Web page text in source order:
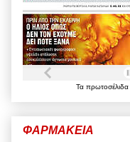
Τα πρωτοσέλιδα
ΦΑΡΜΑΚΕΙΑ